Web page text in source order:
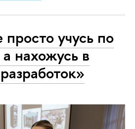
учусь по
нахожусь в